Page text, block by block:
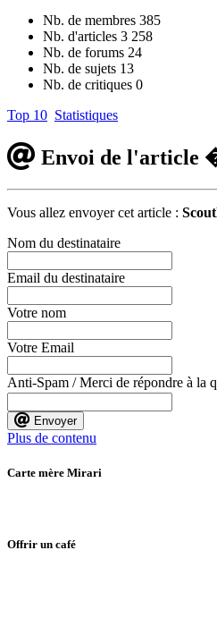
Nb. de membres 385
Nb. d'articles 3 258
Nb. de forums 24
Nb. de sujets 13
Nb. de critiques 0
Top 10 Statistiques
Envoi de l'article
Vous allez envoyer cet article :
Nom du destinataire
Email du destinataire
Votre nom
Votre Email
Anti-Spam / Merci de répondre à la
Envoyer
Plus de contenu
Carte mère Mirari
Offrir un café